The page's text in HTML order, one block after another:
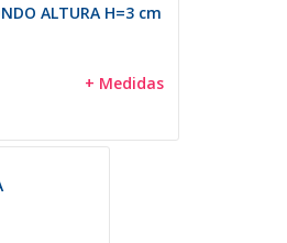
ALTURA H=3 cm
+ Medidas